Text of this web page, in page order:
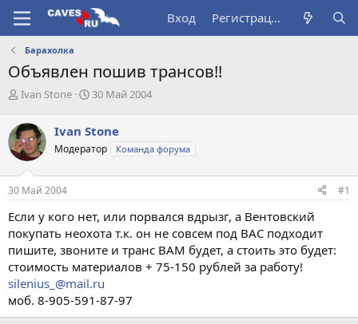
Вход Регистрация
Барахолка
Объявлен пошив трансов!!
А
т
о
р
т
е
м
Ivan Stone
Д
а
н
ч
а
30 Май 2004
Ivan Stone
Модератор Команда форума
30 Май 2004 #1
Если у кого нет, или порвался вдрызг, а Вентовский
покупать неохота т.к. он не совсем под ВАС подходит
пишите, звоните и транс ВАМ будет, а стоить это будет:
стоимость материалов + 75-150 рублей за работу!
silenius_@mail.ru
моб. 8-905-591-87-97